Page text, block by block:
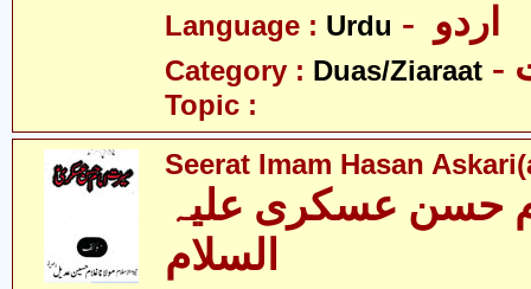
Language : Urdu
Category : Duas/Ziaraat
Topic :
Seerat Imam Hasan
حسن عسکری علیہ